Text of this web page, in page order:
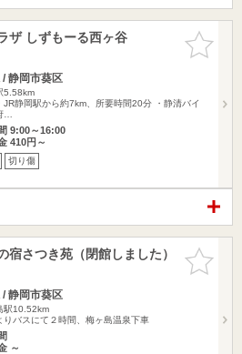
お気に入
りに追加
ザ しずもーる西ヶ谷
/ 静岡市葵区
5.58km
JR静岡駅から約7km、所要時間20分 ・静清バイ
…
9:00～16:00
410円～
切り傷
お気に入
りに追加
さつき苑（閉館しました）
/ 静岡市葵区
駅10.52km
りバスにて２時間、梅ヶ島温泉下車
～